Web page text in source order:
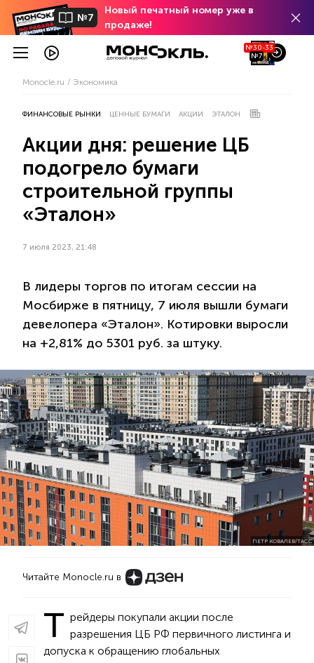
№7
Новый печатный номер уже в
продаже!
№30-33
№7
Monocle.ru Экономика
ФИНАНСОВЫЕ РЫНКИ ЦЕННЫЕ БУМАГИ АКЦИИ ЭТАЛОН
Акции дня: решение ЦБ
подогрело бумаги
строительной группы
«Эталон»
7 июля 2023, 21:48
В лидеры торгов по итогам сессии на
Мосбирже в пятницу, 7 июля вышли бумаги
девелопера «Эталон». Котировки выросли
на +2,81% до 5301 руб. за штуку.
ПЕТР КОВАЛЕВ/ТАСС
Читайте Monocle.ru в
Т рейдеры покупали акции после
разрешения ЦБ РФ первичного листинга и
допуска к обращению глобальных